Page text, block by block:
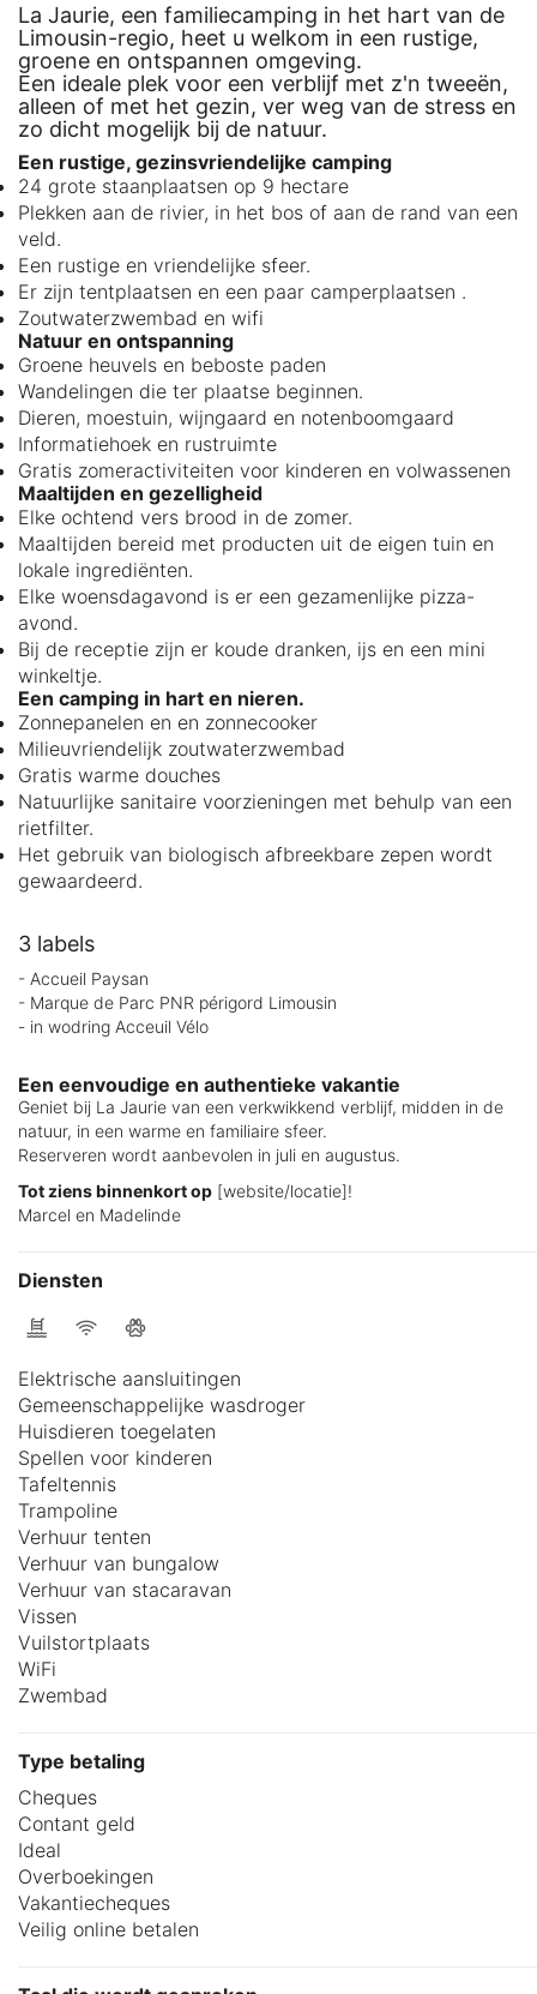
La Jaurie, een familiecamping in het hart van de
Limousin-regio, heet u welkom in een rustige,
groene en ontspannen omgeving.
Een ideale plek voor een verblijf met z'n tweeën,
alleen of met het gezin, ver weg van de stress en
zo dicht mogelijk bij de natuur.
Een rustige, gezinsvriendelijke camping
24 grote staanplaatsen op 9 hectare
Plekken aan de rivier, in het bos of aan de rand van een
veld.
Een rustige en vriendelijke sfeer.
Er zijn tentplaatsen en een paar camperplaatsen .
Zoutwaterzwembad en wifi
Natuur en ontspanning
Groene heuvels en beboste paden
Wandelingen die ter plaatse beginnen.
Dieren, moestuin, wijngaard en notenboomgaard
Informatiehoek en rustruimte
Gratis zomeractiviteiten voor kinderen en volwassenen
Maaltijden en gezelligheid
Elke ochtend vers brood in de zomer.
Maaltijden bereid met producten uit de eigen tuin en
lokale ingrediënten.
Elke woensdagavond is er een gezamenlijke pizza-
avond.
Bij de receptie zijn er koude dranken, ijs en een mini
winkeltje.
Een camping in hart en nieren.
Zonnepanelen en en zonnecooker
Milieuvriendelijk zoutwaterzwembad
Gratis warme douches
Natuurlijke sanitaire voorzieningen met behulp van een
rietfilter.
Het gebruik van biologisch afbreekbare zepen wordt
gewaardeerd.
3 labels
- Accueil Paysan
- Marque de Parc PNR périgord Limousin
- in wodring Acceuil Vélo
Een eenvoudige en authentieke vakantie
Geniet bij La Jaurie van een verkwikkend verblijf, midden in de
natuur, in een warme en familiaire sfeer.
Reserveren wordt aanbevolen in juli en augustus.
Tot ziens binnenkort op [website/locatie]!
Marcel en Madelinde
Diensten
Elektrische aansluitingen
Gemeenschappelijke wasdroger
Huisdieren toegelaten
Spellen voor kinderen
Tafeltennis
Trampoline
Verhuur tenten
Verhuur van bungalow
Verhuur van stacaravan
Vissen
Vuilstortplaats
WiFi
Zwembad
Type betaling
Cheques
Contant geld
Ideal
Overboekingen
Vakantiecheques
Veilig online betalen